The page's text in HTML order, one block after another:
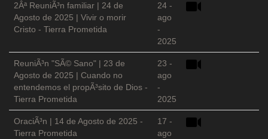
2Âª ReuniÃ³n familiar | 24 de
Agosto de 2025 | Vivir o morir
Cristo - Tierra Prometida
24 -
ago
-
2025
ReuniÃ³n "SÃ© Sano" | 23 de
Agosto de 2025 | Cuando no
entendemos el propÃ³sito de Dios -
Tierra Prometida
23 -
ago
-
2025
OraciÃ³n | 14 de Agosto de 2025 -
Tierra Prometida
17 -
ago